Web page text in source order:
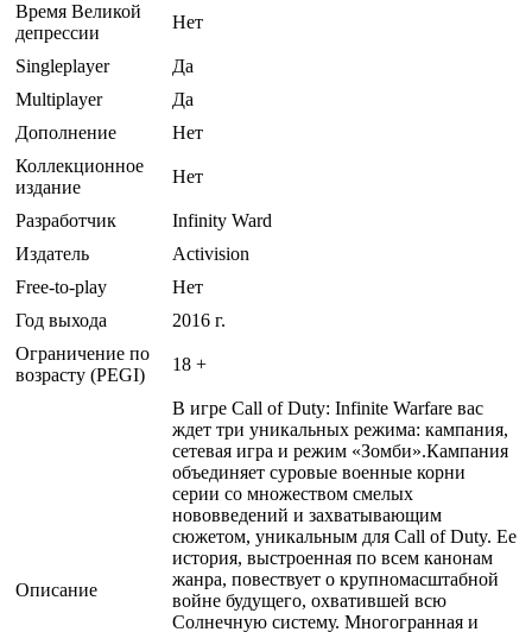
Время Великой
депрессии
Нет
Singleplayer
Да
Multiplayer
Да
Дополнение
Нет
Коллекционное
издание
Нет
Разработчик
Infinity Ward
Издатель
Activision
Free-to-play
Нет
Год выхода
2016 г.
Ограничение по
возрасту (PEGI)
18 +
Описание
В игре Call of Duty: Infinite Warfare вас
ждет три уникальных режима: кампания,
сетевая игра и режим «Зомби».Кампания
объединяет суровые военные корни
серии со множеством смелых
нововведений и захватывающим
сюжетом, уникальным для Call of Duty. Ее
история, выстроенная по всем канонам
жанра, повествует о крупномасштабной
войне будущего, охватившей всю
Солнечную систему. Многогранная и